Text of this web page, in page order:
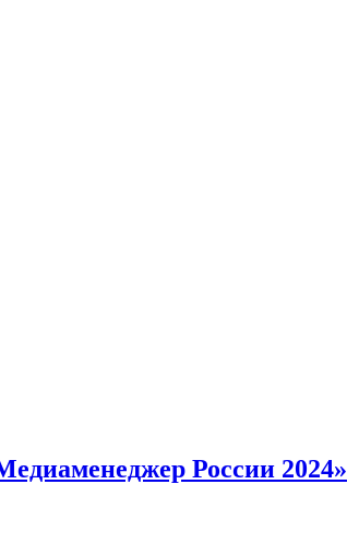
России 2024»